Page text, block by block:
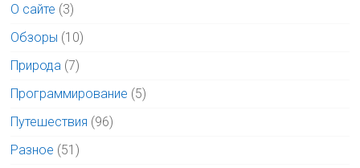
О сайте (3)
Обзоры (10)
Природа (7)
Программирование (5)
Путешествия (96)
Разное (51)